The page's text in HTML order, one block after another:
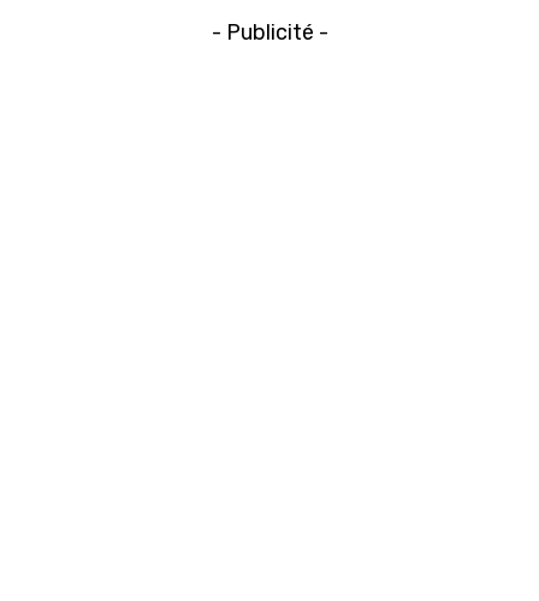
- Publicité -